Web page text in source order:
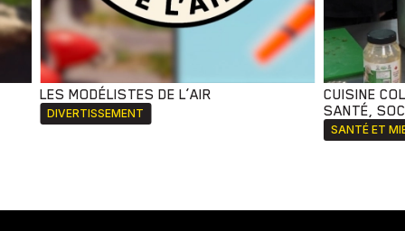
LES MODÉLISTES DE L’AIR
DIVERTISSEMENT
CUISINE
SANTÉ,
SANTÉ ET